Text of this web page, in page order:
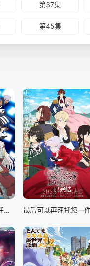
第37集
第45集
差点在迷宫深处被信任的伙伴杀掉，但靠着天赐技能“无限扭蛋”获得等级9999的伙伴，我要向前队友和世界展开复仇&amp;“给他们好看！”
已完结